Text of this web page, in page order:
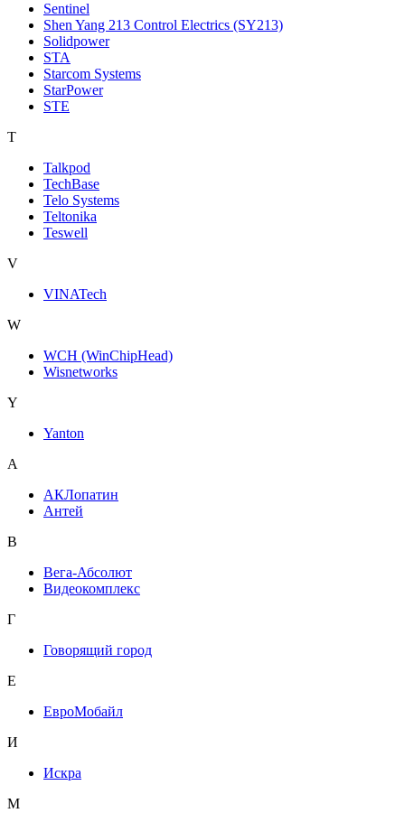
Sentinel
Shen Yang 213 Control Electrics (SY213)
Solidpower
STA
Starcom Systems
StarPower
STE
T
Talkpod
TechBase
Telo Systems
Teltonika
Teswell
V
VINATech
W
WCH (WinChipHead)
Wisnetworks
Y
Yanton
А
АКЛопатин
Антей
В
Вега-Абсолют
Видеокомплекс
Г
Говорящий город
Е
ЕвроМобайл
И
Искра
М